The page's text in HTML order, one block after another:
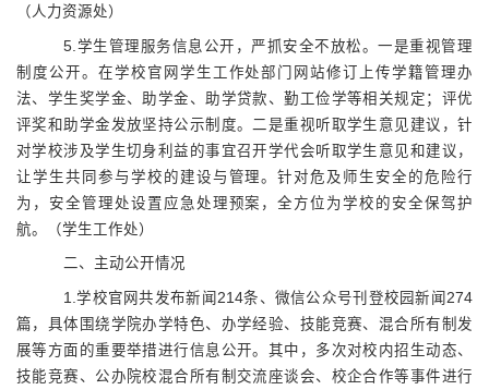
（人力资源处）
5. 学生管理服务信息公开，严抓安全不放松。一是重视管理
制度公开。在学校官网学生工作处部门网站修订上传学籍管理办
法、学生奖学金、助学金、助学贷款、勤工俭学等相关规定；评优
评奖和助学金发放坚持公示制度。二是重视听取学生意见建议，针
对学校涉及学生切身利益的事宜召开学代会听取学生意见和建议，
让学生共同参与学校的建设与管理。针对危及师生安全的危险行
为，安全管理处设置应急处理预案，全方位为学校的安全保驾护
航。（学生工作处）
二、主动公开情况
1. 学校官网共发布新闻 214条、微信公众号刊登校园新闻 274
篇，具体围绕学院办学特色、办学经验、技能竞赛、混合所有制发
展等方面的重要举措进行信息公开。其中，多次对校内招生动态、
技能竞赛、公办院校混合所有制交流座谈会、校企合作等事件进行